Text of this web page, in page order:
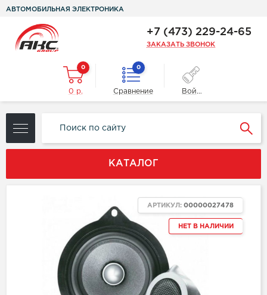
АВТОМОБИЛЬНАЯ ЭЛЕКТРОНИКА
+7 (473) 229-24-65
ЗАКАЗАТЬ ЗВОНОК
0
0 р.
0
Сравнение Войти
КАТАЛОГ
НЕТ В НАЛИЧИИ
АРТИКУЛ: 00000027478